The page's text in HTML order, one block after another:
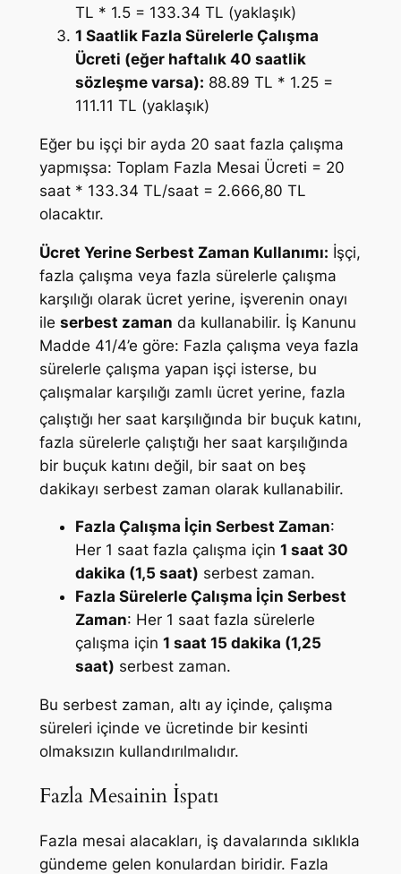
TL * 1.5 = 133.34 TL (yaklaşık)
1 Saatlik Fazla Sürelerle Çalışma
Ücreti (eğer haftalık 40 saatlik
sözleşme varsa): 88.89 TL * 1.25 =
111.11 TL (yaklaşık)
Eğer bu işçi bir ayda 20 saat fazla çalışma
yapmışsa: Toplam Fazla Mesai Ücreti = 20
saat * 133.34 TL/saat = 2.666,80 TL
olacaktır.
Ücret Yerine Serbest Zaman Kullanımı: İşçi,
fazla çalışma veya fazla sürelerle çalışma
karşılığı olarak ücret yerine, işverenin onayı
ile serbest zaman da kullanabilir. İş Kanunu
Madde 41/4’e göre: Fazla çalışma veya fazla
sürelerle çalışma yapan işçi isterse, bu
çalışmalar karşılığı zamlı ücret yerine, fazla
çalıştığı her saat karşılığında birbuçuk katını,
fazla sürelerle çalıştığı her saat karşılığında
bir buçuk katını değil, bir saat on beş
dakikayı serbest zaman olarak kullanabilir.
Fazla Çalışma İçin Serbest Zaman:
Her 1 saat fazla çalışma için 1 saat 30
dakika (1,5 saat) serbest zaman.
Fazla Sürelerle Çalışma İçin Serbest
Zaman: Her 1 saat fazla sürelerle
çalışma için 1 saat 15 dakika (1,25
saat) serbest zaman.
Bu serbest zaman, altı ay içinde, çalışma
süreleri içinde ve ücretinde bir kesinti
olmaksızın kullandırılmalıdır.
Fazla Mesainin İspatı
Fazla mesai alacakları, iş davalarında sıklıkla
gündeme gelen konulardan biridir. Fazla